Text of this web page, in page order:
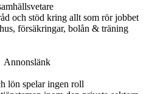
och stöd kring allt som rör jobbet
försäkringar, bolån & träning
Annonslänk